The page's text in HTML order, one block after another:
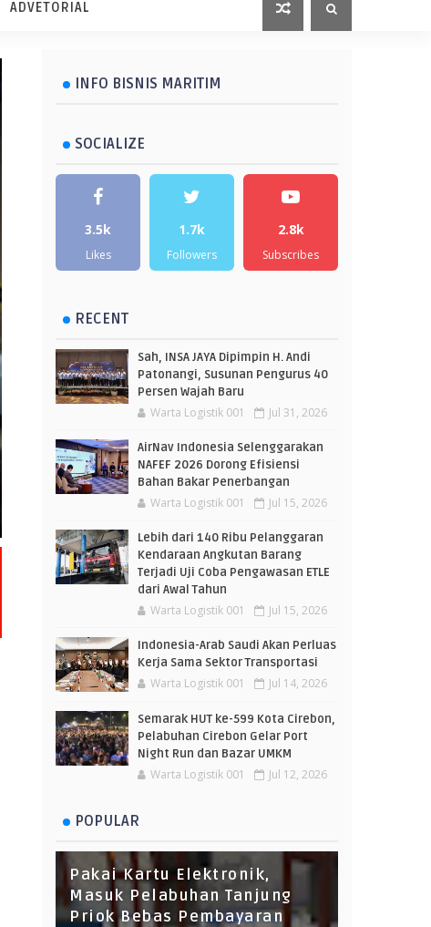
ADVETORIAL
INFO BISNIS MARITIM
SOCIALIZE
3.5k
Likes
1.7k
Followers
2.8k
Subscribes
RECENT
Sah, INSA JAYA Dipimpin H. Andi
Patonangi, Susunan Pengurus 40
Persen Wajah Baru
Warta Logistik 001 Jul 31, 2026
AirNav Indonesia Selenggarakan
NAFEF 2026 Dorong Efisiensi
Bahan Bakar Penerbangan
Warta Logistik 001 Jul 15, 2026
Lebih dari 140 Ribu Pelanggaran
Kendaraan Angkutan Barang
Terjadi Uji Coba Pengawasan ETLE
dari Awal Tahun
Warta Logistik 001 Jul 15, 2026
Indonesia-Arab Saudi Akan Perluas
Kerja Sama Sektor Transportasi
Warta Logistik 001 Jul 14, 2026
Semarak HUT ke-599 Kota Cirebon,
Pelabuhan Cirebon Gelar Port
Night Run dan Bazar UMKM
Warta Logistik 001 Jul 12, 2026
POPULAR
Pakai Kartu Elektronik,
Masuk Pelabuhan Tanjung
Priok Bebas Pembayaran